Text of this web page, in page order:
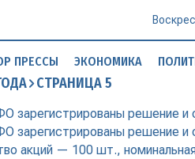
ПРЕССЫ ЭКОНОМИКА
СТРАНИЦА 5
решение
решение и
акций — 100 шт.,